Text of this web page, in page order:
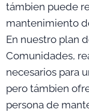
támbien puede
mantenimiento
En nuestro plan
Comunidades,
necesarios para
pero támbien
persona de